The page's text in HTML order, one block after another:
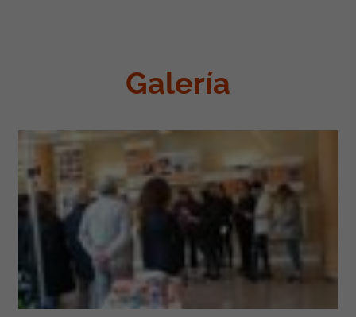
Galería